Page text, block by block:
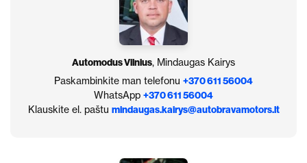
Automodus Vilnius, Mindaugas Kairys
Paskambinkite man telefonu +370 611 56004
WhatsApp +370 611 56004
Klauskite el. paštu mindaugas.kairys@autobravamotors.lt